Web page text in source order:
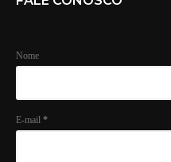
Nome
E-mail *